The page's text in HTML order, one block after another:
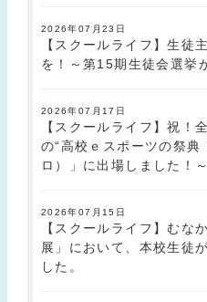
2026年07月23日
【スクールライフ】生徒
を！～第15期生徒会選挙
2026年07月17日
【スクールライフ】祝！
の“高校ｅスポーツの祭
ロ）」に出場しました！～
2026年07月15日
【スクールライフ】むな
展」において、本校生徒
した。